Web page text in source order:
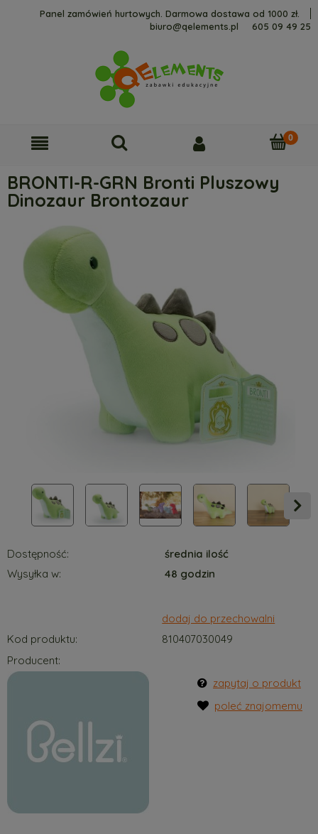
Panel zamówień hurtowych. Darmowa dostawa od 1000 zł.
biuro@qelements.pl
605 09 49 25
BRONTI-R-GRN Bronti Pluszowy
Dinozaur Brontozaur
Dostępność:
średnia ilość
Wysyłka w:
48 godzin
dodaj do przechowalni
Kod produktu:
810407030049
Producent:
zapytaj o produkt
poleć znajomemu